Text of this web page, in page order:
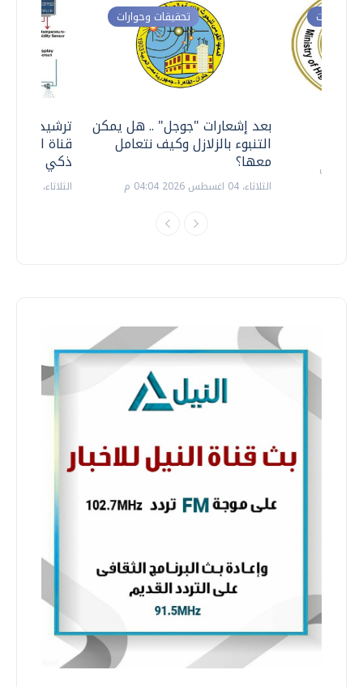
ترشيدا
قناة
ذكي
الثلاثاء، 14 يوليو 2026 06:11 م
تحقيقات وحوارات
بعد إشعارات "جوجل" .. هل يمكن
التنبوء بالزلازل وكيف نتعامل
معها؟
الثلاثاء، 04 اغسطس 2026 04:04 م
وحوارات